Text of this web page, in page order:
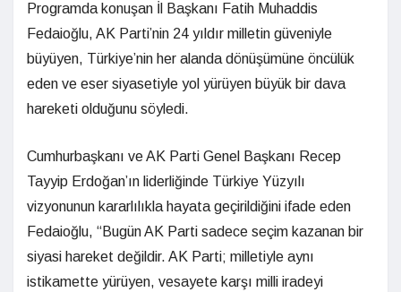
Programda konuşan İl Başkanı Fatih Muhaddis
Fedaioğlu, AK Parti’nin 24 yıldır milletin güveniyle
büyüyen, Türkiye’nin her alanda dönüşümüne öncülük
eden ve eser siyasetiyle yol yürüyen büyük bir dava
hareketi olduğunu söyledi.
Cumhurbaşkanı ve AK Parti Genel Başkanı Recep
Tayyip Erdoğan’ın liderliğinde Türkiye Yüzyılı
vizyonunun kararlılıkla hayata geçirildiğini ifade eden
Fedaioğlu, “Bugün AK Parti sadece seçim kazanan bir
siyasi hareket değildir. AK Parti; milletiyle aynı
istikamette yürüyen, vesayete karşı milli iradeyi